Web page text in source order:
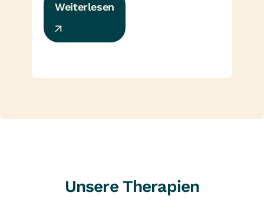
Weiterlesen
Unsere Therapien